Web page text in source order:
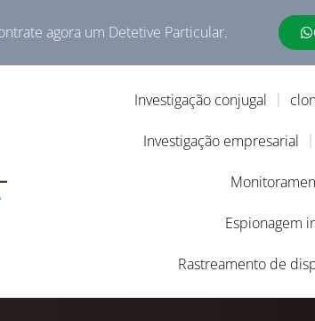
agora um Detetive Particular.
Investigação conjugal
Investigação empresarial
Espionagem
Rastreamento de